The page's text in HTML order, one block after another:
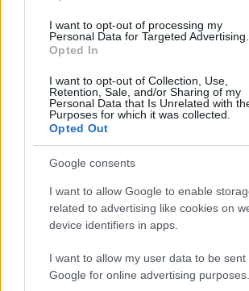
I want to opt-out of processing my
Personal Data for Targeted Advertising.
Opted In
I want to opt-out of Collection, Use,
Retention, Sale, and/or Sharing of my
Personal Data that Is Unrelated with
Purposes for which it was collected.
Opted Out
Google consents
I want to allow Google to enable
related to advertising like cookies on
device identifiers in apps.
I want to allow my user data to be sent
Google for online advertising purposes.
jeden Begriff und seine Definition
kleben Sie sie auf die
Miniaturkarten. Wenn Sie vorsichtig
sie um den Rand der Karte herum
Wenn jemand etwas
verbessert, sollten Sie ihn darauf
unserer Gesellschaft wird es immer
jeden für seine Fortschritte und
anzuerkennen. Wenn Ihr Kellner oder
freundlichund aufmerksam war,
besonders, das Unternehmen
Information an den Manager
Anerkennung, selbst für die kleinsten
den Tag eines Menschen völlig